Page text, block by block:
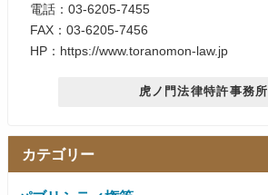
電話：03-6205-7455
FAX：03-6205-7456
HP：https://www.toranomon-law.jp
虎ノ門法律特許事務所
カテゴリー